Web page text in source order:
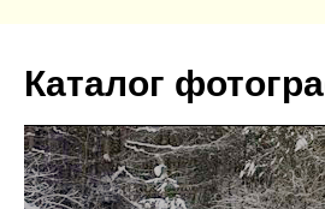
содержимому
Каталог